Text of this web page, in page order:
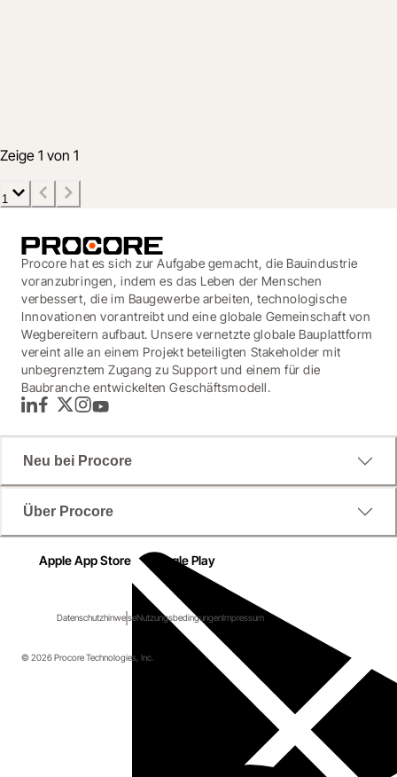
Zeige 1 von 1
1
Procore hat es sich zur Aufgabe gemacht, die Bauindustrie
voranzubringen, indem es das Leben der Menschen
verbessert, die im Baugewerbe arbeiten, technologische
Innovationen vorantreibt und eine globale Gemeinschaft von
Wegbereitern aufbaut. Unsere vernetzte globale Bauplattform
vereint alle an einem Projekt beteiligten Stakeholder mit
unbegrenztem Zugang zu Support und einem für die
Baubranche entwickelten Geschäftsmodell.
LinkedInFacebook
TwitterInstagram
YouTube
Neu bei Procore
Über Procore
Apple App Store Google Play
DatenschutzhinweiseNutzungsbedingungenImpressum
© 2026 Procore Technologies, Inc.